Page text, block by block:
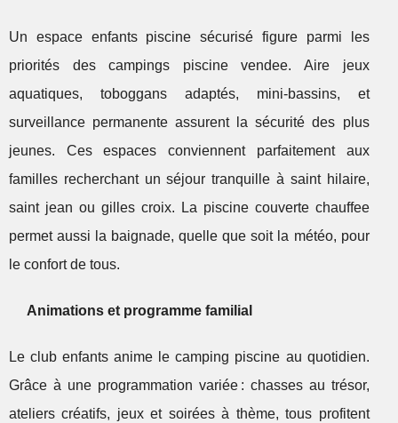
Un espace enfants piscine sécurisé figure parmi les
priorités des campings piscine vendee. Aire jeux
aquatiques, toboggans adaptés, mini-bassins, et
surveillance permanente assurent la sécurité des plus
jeunes. Ces espaces conviennent parfaitement aux
familles recherchant un séjour tranquille à saint hilaire,
saint jean ou gilles croix. La piscine couverte chauffee
permet aussi la baignade, quelle que soit la météo, pour
le confort de tous.
Animations et programme familial
Le club enfants anime le camping piscine au quotidien.
Grâce à une programmation variée : chasses au trésor,
ateliers créatifs, jeux et soirées à thème, tous profitent